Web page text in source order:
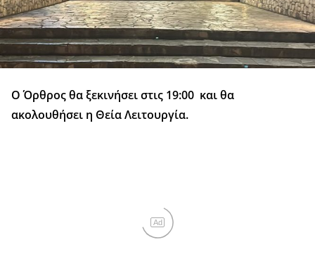
Ο Όρθρος θα ξεκινήσει στις 19:00 και θα
ακολουθήσει η Θεία Λειτουργία.
Ad